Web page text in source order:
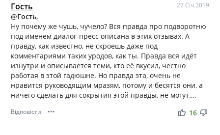
Гость 27 Січ 2019
@Гость,
Ну почему же чушь, чучело? Вся правда про подворотню
под именем диалог-пресс описана в этих отзывах. А
правду, как известно, не скроешь даже под
комментариями таких уродов, как ты. Правда вся идёт
изнутри и описывается теми, кто её вкусил, честно
работая в этой гадюшне. Но правда эта, очень не
нравится руководящим мразям, потому и бесятся они, а
ничего сделать для сокрытия этой правды, не могут….
Відповісти ••• thumb_up thumb_down
16